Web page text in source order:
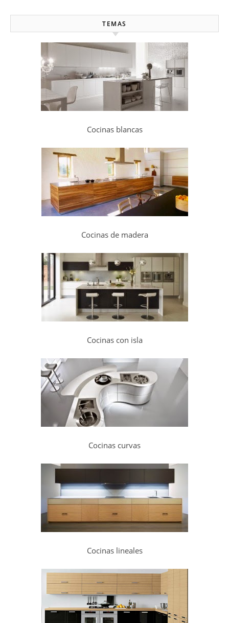
TEMAS
Cocinas blancas
Cocinas de madera
Cocinas con isla
Cocinas curvas
Cocinas lineales